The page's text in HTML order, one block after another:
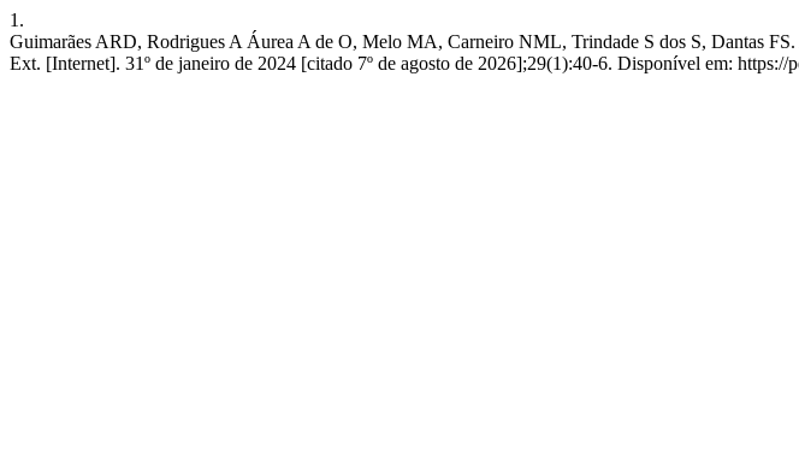
1.
Guimarães ARD, Rodrigues A Áurea A de O, Melo MA, Carneiro NML, Trindade S dos S, Dantas
Ext. [Internet]. 31º de janeiro de 2024 [citado 7º de agosto de 2026];29(1):40-6. Disponível em: